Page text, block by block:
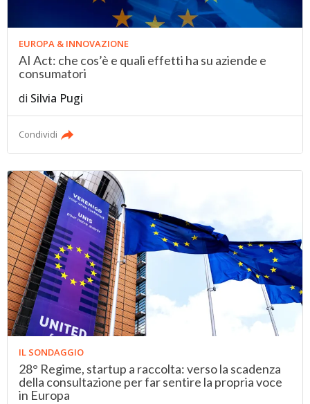
EUROPA & INNOVAZIONE
AI Act: che cos’è e quali effetti ha su aziende e
consumatori
di Silvia Pugi
Condividi
IL SONDAGGIO
28° Regime, startup a raccolta: verso la scadenza
della consultazione per far sentire la propria voce
in Europa